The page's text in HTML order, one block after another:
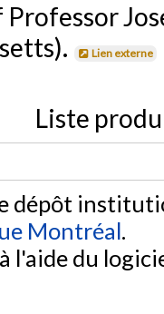
Lien externe
Liste
dépôt
Montréal.
l'aide du